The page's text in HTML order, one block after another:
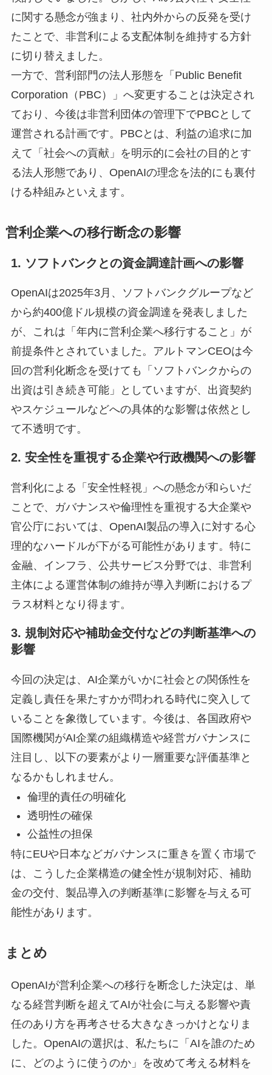
に関する懸念が強まり、社内外からの反発を受け
たことで、非営利による支配体制を維持する方針
に切り替えました。
一方で、営利部門の法人形態を「Public Benefit
Corporation（PBC）」へ変更することは決定され
ており、今後は非営利団体の管理下でPBCとして
運営される計画です。PBCとは、利益の追求に加
えて「社会への貢献」を明示的に会社の目的とす
る法人形態であり、OpenAIの理念を法的にも裏付
ける枠組みといえます。
営利企業への移行断念の影響
1. ソフトバンクとの資金調達計画への影響
OpenAIは2025年3月、ソフトバンクグループなど
から約400億ドル規模の資金調達を発表しました
が、これは「年内に営利企業へ移行すること」が
前提条件とされていました。アルトマンCEOは今
回の営利化断念を受けても「ソフトバンクからの
出資は引き続き可能」としていますが、出資契約
やスケジュールなどへの具体的な影響は依然とし
て不透明です。
2. 安全性を重視する企業や行政機関への影響
営利化による「安全性軽視」への懸念が和らいだ
ことで、ガバナンスや倫理性を重視する大企業や
官公庁においては、OpenAI製品の導入に対する心
理的なハードルが下がる可能性があります。特に
金融、インフラ、公共サービス分野では、非営利
主体による運営体制の維持が導入判断におけるプ
ラス材料となり得ます。
3. 規制対応や補助金交付などの判断基準への
影響
今回の決定は、AI企業がいかに社会との関係性を
定義し責任を果たすかが問われる時代に突入して
いることを象徴しています。今後は、各国政府や
国際機関がAI企業の組織構造や経営ガバナンスに
注目し、以下の要素がより一層重要な評価基準と
なるかもしれません。
倫理的責任の明確化
透明性の確保
公益性の担保
特にEUや日本などガバナンスに重きを置く市場で
は、こうした企業構造の健全性が規制対応、補助
金の交付、製品導入の判断基準に影響を与える可
能性があります。
まとめ
OpenAIが営利企業への移行を断念した決定は、単
なる経営判断を超えてAIが社会に与える影響や責
任のあり方を再考させる大きなきっかけとなりま
した。OpenAIの選択は、私たちに「AIを誰のため
に、どのように使うのか」を改めて考える材料を